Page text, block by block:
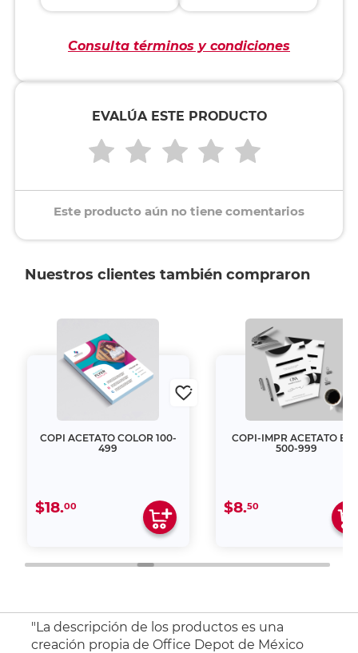
Consulta términos y condiciones
EVALÚA ESTE PRODUCTO
Este producto aún no tiene comentarios
Nuestros clientes también compraron
COPI ACETATO COLOR 100-
499
$18.00
COPI-IMPR ACETATO
500-999
$8.50
"La descripción de los productos es una
creación propia de Office Depot de México